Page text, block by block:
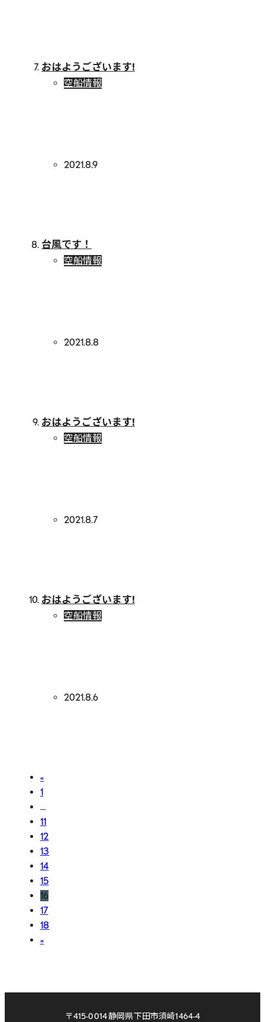
おはようございます!
空船情報
2021.8.9
台風です！
空船情報
2021.8.8
おはようございます!
空船情報
2021.8.7
おはようございます!
空船情報
2021.8.6
«
1
…
11
12
13
14
15
16
17
18
»
〒415-0014 静岡県下田市須崎1464-4